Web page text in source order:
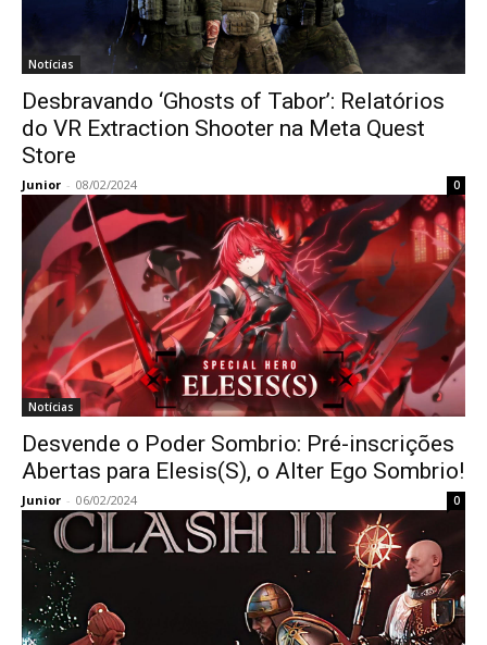
Notícias
Desbravando ‘Ghosts of Tabor’: Relatórios
do VR Extraction Shooter na Meta Quest
Store
Junior - 08/02/2024 0
Notícias
Desvende o Poder Sombrio: Pré-inscrições
Abertas para Elesis(S), o Alter Ego Sombrio!
Junior - 06/02/2024 0